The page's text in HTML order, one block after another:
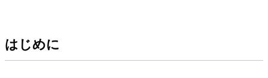
はじめに